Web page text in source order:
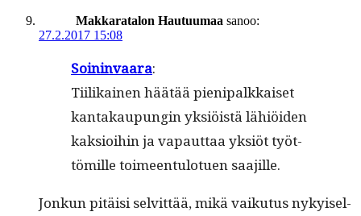
Makkaratalon Hautuumaa sanoo:
27.2.2017 15:08
Soin­in­vaara:
Tiilikainen häätää pieni­palkkaiset
kan­takaupun­gin yksiöistä lähiöi­den
kak­sioi­hin ja vapaut­taa yksiöt työt­
tömille toimeen­tu­lotuen saajille.
Jonkun pitäisi selvit­tää, mikä vaiku­tus nykyisel­